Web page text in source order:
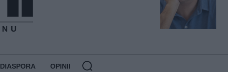
DIASPORA OPINII